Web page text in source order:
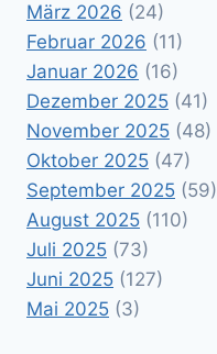
März 2026 (24)
Februar 2026 (11)
Januar 2026 (16)
Dezember 2025 (41)
November 2025 (48)
Oktober 2025 (47)
September 2025 (59)
August 2025 (110)
Juli 2025 (73)
Juni 2025 (127)
Mai 2025 (3)